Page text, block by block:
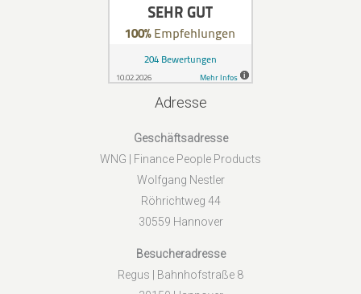
Adresse
Geschäftsadresse
WNG | Finance People Products
Wolfgang Nestler
Röhrichtweg 44
30559 Hannover
Besucheradresse
Regus | Bahnhofstraße 8